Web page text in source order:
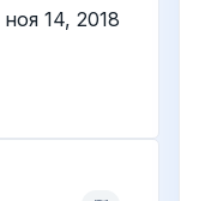
ноя 14, 2018